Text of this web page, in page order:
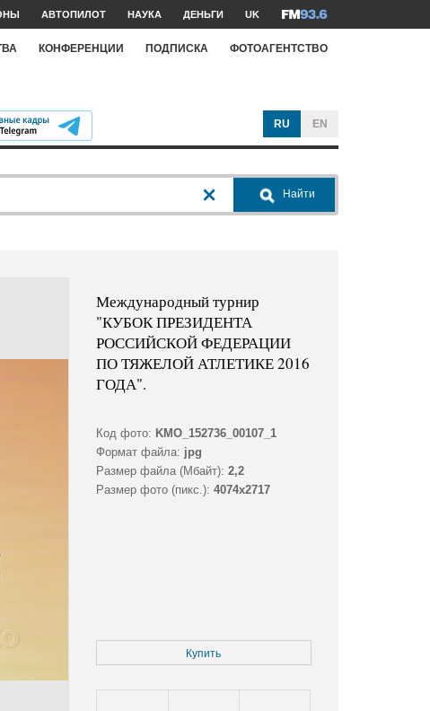
АВТОПИЛОТ НАУКА ДЕНЬГИ UK
КОНФЕРЕНЦИИ ПОДПИСКА ФОТОАГЕНТСТВО
RU EN
Найти
Международный турнир
"КУБОК ПРЕЗИДЕНТА
РОССИЙСКОЙ ФЕДЕРАЦИИ
ПО ТЯЖЕЛОЙ АТЛЕТИКЕ 2016
ГОДА".
Код фото: KMO_152736_00107_1
Формат файла: jpg
Размер файла (Мбайт): 2,2
Размер фото (пикс.): 4074x2717
Купить